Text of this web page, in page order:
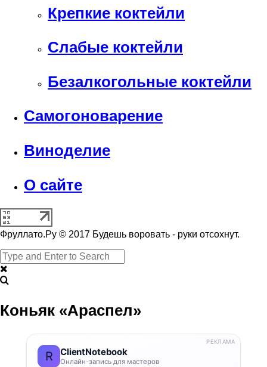
Крепкие коктейли
Слабые коктейли
Безалкогольные коктейли
Самогоноварение
Виноделие
О сайте
Фруллато.Ру © 2017 Будешь воровать - руки отсохнут.
Коньяк «Араспел»
R ClientNotebook
Онлайн-запись для мастеров
РЕКЛАМА